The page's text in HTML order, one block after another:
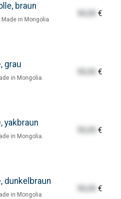
braun
in Mongolia.
€
grau
in Mongolia.
€
yakbraun
in Mongolia.
€
dunkelbraun
in Mongolia.
€